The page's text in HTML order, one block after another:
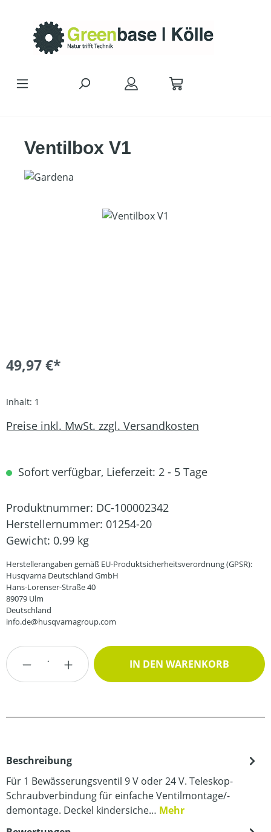
Ventilbox V1
Bildergalerie überspringen
49,97 €*
Inhalt: 1
Preise inkl. MwSt. zzgl. Versandkosten
Sofort verfügbar, Lieferzeit: 2 - 5 Tage
Produktnummer: DC-100002342
Herstellernummer: 01254-20
Gewicht: 0.99 kg
Herstellerangaben gemäß EU-Produktsicherheitsverordnung (GPSR):
Husqvarna Deutschland GmbH
Hans-Lorenser-Straße 40
89079 Ulm
Deutschland
info.de@husqvarnagroup.com
Produkt Anzahl: Gib den gewünschten
IN DEN WARENKORB
Beschreibung
Für 1 Bewässerungsventil 9 V oder 24 V. Teleskop-
Schraubverbindung für einfache Ventilmontage/-
demontage. Deckel kindersiche… Mehr